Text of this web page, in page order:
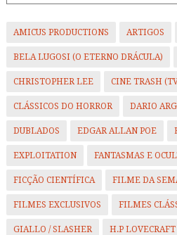
AMICUS PRODUCTIONS ARTIGOS
BELA LUGOSI (O ETERNO DRÁCULA)
CHRISTOPHER LEE CINE TRASH
CLÁSSICOS DO HORROR DARIO
DUBLADOS EDGAR ALLAN POE
EXPLOITATION FANTASMAS E
FICÇÃO CIENTÍFICA FILME DA
FILMES EXCLUSIVOS FILMES
GIALLO / SLASHER H.P LOVECRAFT